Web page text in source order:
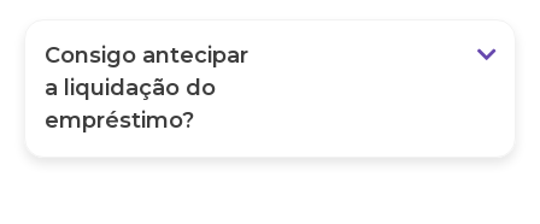
Consigo antecipar
a liquidação do
empréstimo?